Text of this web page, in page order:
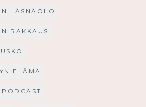
LÄSNÄOLO
RAKKAUS
ELÄMÄ